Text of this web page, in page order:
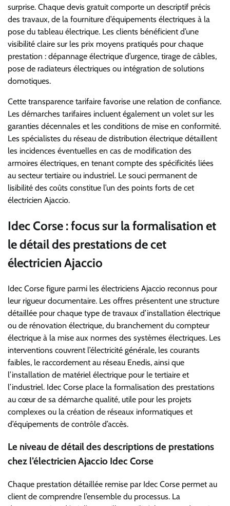
surprise. Chaque devis gratuit comporte un descriptif précis
des travaux, de la fourniture d’équipements électriques à la
pose du tableau électrique. Les clients bénéficient d’une
visibilité claire sur les prix moyens pratiqués pour chaque
prestation : dépannage électrique d’urgence, tirage de câbles,
pose de radiateurs électriques ou intégration de solutions
domotiques.
Cette transparence tarifaire favorise une relation de confiance.
Les démarches tarifaires incluent également un volet sur les
garanties décennales et les conditions de mise en conformité.
Les spécialistes du réseau de distribution électrique détaillent
les incidences éventuelles en cas de modification des
armoires électriques, en tenant compte des spécificités liées
au secteur tertiaire ou industriel. Le souci permanent de
lisibilité des coûts constitue l’un des points forts de cet
électricien Ajaccio.
Idec Corse : focus sur la formalisation et
le détail des prestations de cet
électricien Ajaccio
Idec Corse figure parmi les électriciens Ajaccio reconnus pour
leur rigueur documentaire. Les offres présentent une structure
détaillée pour chaque type de travaux d’installation électrique
ou de rénovation électrique, du branchement du compteur
électrique à la mise aux normes des systèmes électriques. Les
interventions couvrent l’électricité générale, les courants
faibles, le raccordement au réseau Enedis, ainsi que
l’installation de matériel électrique pour le tertiaire et
l’industriel. Idec Corse place la formalisation des prestations
au cœur de sa démarche qualité, utile pour les projets
complexes ou la création de réseaux informatiques et
d’équipements de contrôle d’accès.
Le niveau de détail des descriptions de prestations
chez l’électricien Ajaccio Idec Corse
Chaque prestation détaillée remise par Idec Corse permet au
client de comprendre l’ensemble du processus. La